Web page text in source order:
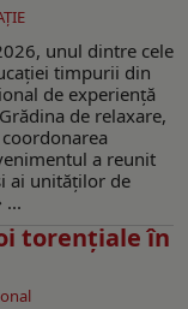
unul dintre cele
timpurii din
de experiență
de relaxare,
a reunit
ai unităților de
...
torenţiale în